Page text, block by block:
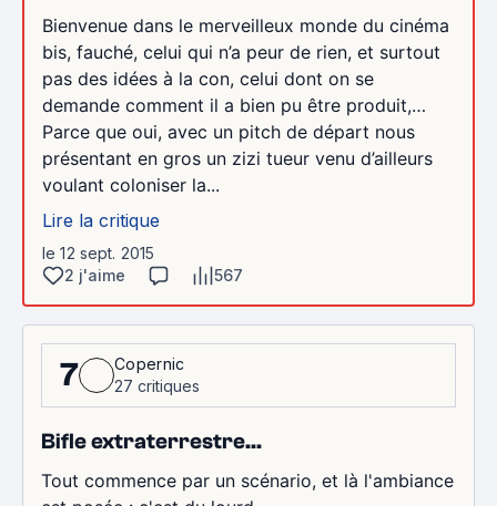
Bienvenue dans le merveilleux monde du cinéma
bis, fauché, celui qui n’a peur de rien, et surtout
pas des idées à la con, celui dont on se
demande comment il a bien pu être produit,…
Parce que oui, avec un pitch de départ nous
présentant en gros un zizi tueur venu d’ailleurs
voulant coloniser la...
Lire la critique
le 12 sept. 2015
2 j'aime
567
7
Copernic
27 critiques
Bifle extraterrestre...
Tout commence par un scénario, et là l'ambiance